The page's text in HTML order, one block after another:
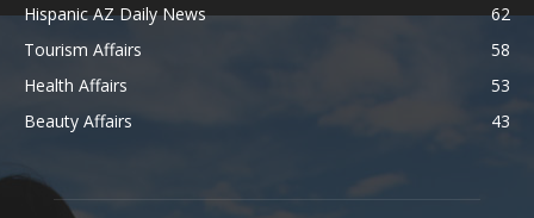
Hispanic AZ Daily News
62
Tourism Affairs
58
Health Affairs
53
Beauty Affairs
43